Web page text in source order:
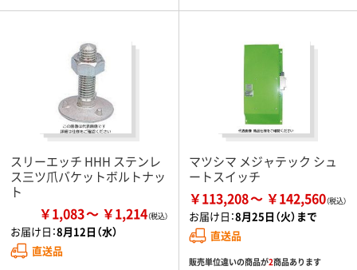
スリーエッチ HHH ステンレ
ス三ツ爪バケットボルトナッ
ト
￥1,083 ￥1,214
お届け日：8月12日（水）
直送品
マツシマ メジャテック シュ
ートスイッチ
￥113,208 ￥142,560
お届け日：8月25日（火）まで
直送品
販売単位違いの商品が2商品あります